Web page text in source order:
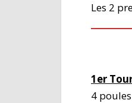
Les 2
1er
4